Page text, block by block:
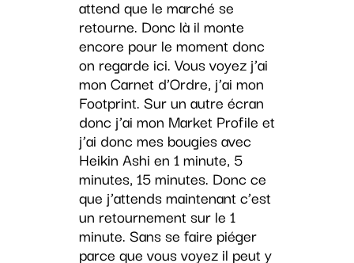
attend que le marché se
retourne. Donc là il monte
encore pour le moment donc
on regarde ici. Vous voyez j’ai
mon Carnet d’Ordre, j’ai mon
Footprint. Sur un autre écran
donc j’ai mon Market Profile et
j’ai donc mes bougies avec
Heikin Ashi en 1 minute, 5
minutes, 15 minutes. Donc ce
que j’attends maintenant c’est
un retournement sur le 1
minute. Sans se faire piéger
parce que vous voyez il peut y